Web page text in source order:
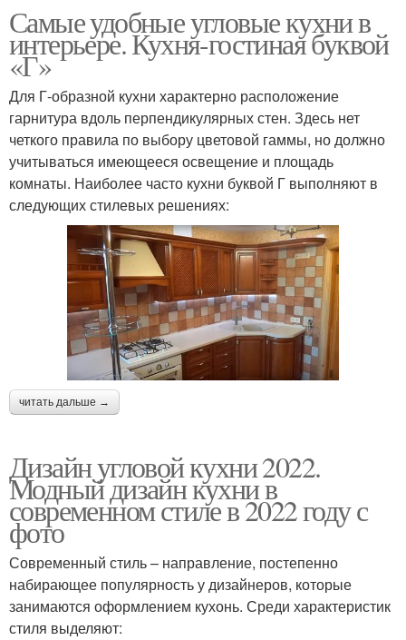
Самые удобные угловые кухни в
интерьере. Кухня-гостиная буквой
«Г»
Для Г-образной кухни характерно расположение
гарнитура вдоль перпендикулярных стен. Здесь нет
четкого правила по выбору цветовой гаммы, но должно
учитываться имеющееся освещение и площадь
комнаты. Наиболее часто кухни буквой Г выполняют в
следующих стилевых решениях:
читать дальше →
Дизайн угловой кухни 2022.
Модный дизайн кухни в
современном стиле в 2022 году с
фото
Современный стиль – направление, постепенно
набирающее популярность у дизайнеров, которые
занимаются оформлением кухонь. Среди характеристик
стиля выделяют: